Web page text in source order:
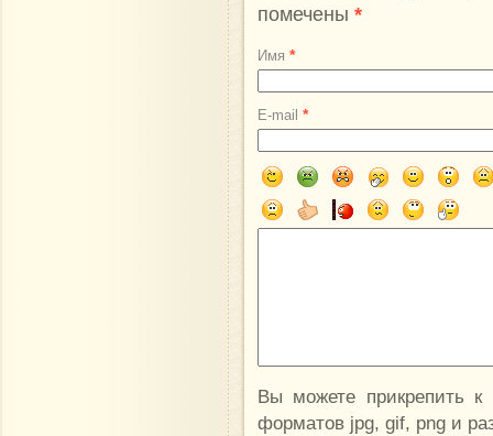
помечены *
Имя *
E-mail *
Вы можете прикрепить
форматов jpg, gif, png и